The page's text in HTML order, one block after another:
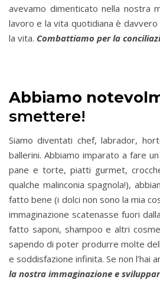
avevamo dimenticato nella nostra
lavoro e la vita quotidiana è
la vita. Combattiamo per la
Abbiamo
smettere!
Siamo diventati chef, labrador,
ballerini. Abbiamo imparato a fare
pane e torte, piatti gurmet,
qualche malinconia spagnola!),
fatto bene (i dolci non sono la mia
immaginazione scatenasse fuori
fatto saponi, shampoo e altri
sapendo di poter produrre molte
e soddisfazione infinita. Se non l’hai
la nostra immaginazione e